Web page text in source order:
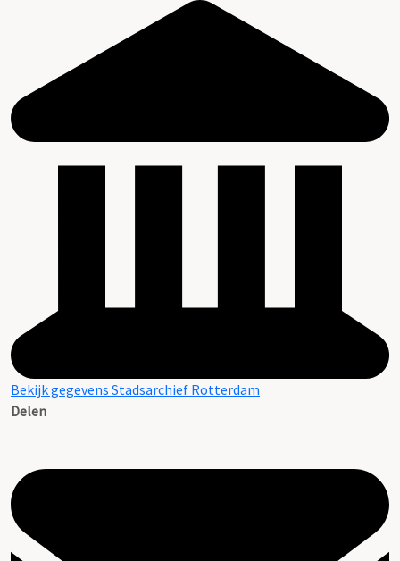
Bekijk gegevens Stadsarchief Rotterdam
Delen